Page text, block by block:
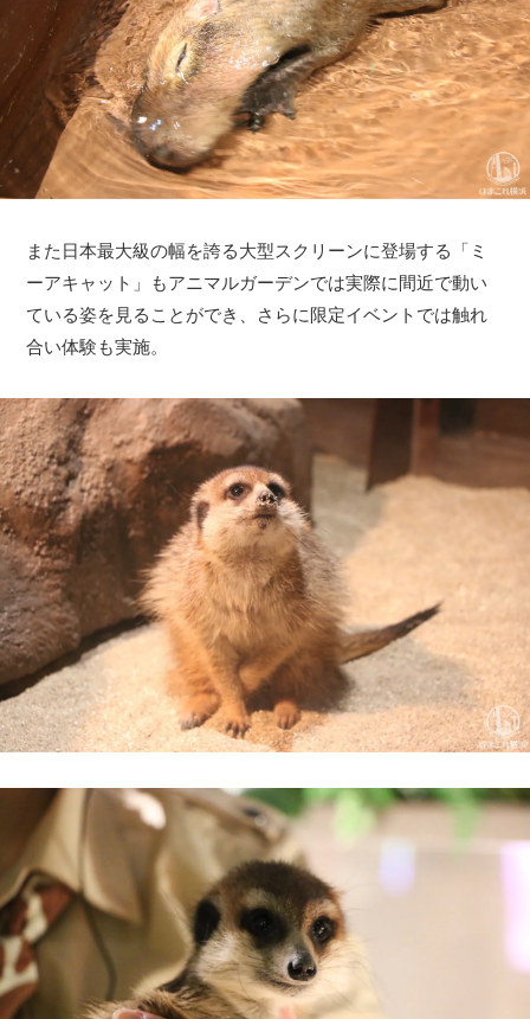
また日本最大級の幅を誇る大型スクリーンに登場する「ミ
ーアキャット」もアニマルガーデンでは実際に間近で動い
ている姿を見ることができ、さらに限定イベントでは触れ
合い体験も実施。